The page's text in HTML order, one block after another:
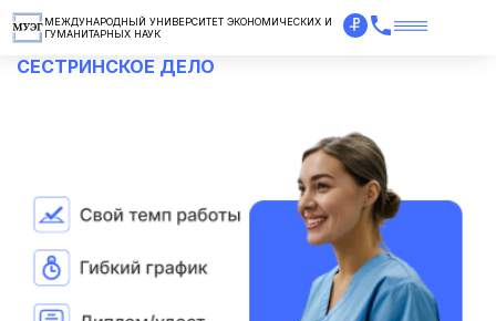
МЕЖДУНАРОДНЫЙ УНИВЕРСИТЕТ ЭКОНОМИЧЕСКИХ И
ГУМАНИТАРНЫХ НАУК
СЕСТРИНСКОЕ ДЕЛО